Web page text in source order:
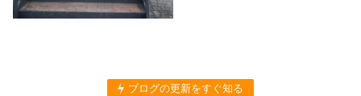
ブログの更新をすぐ知る